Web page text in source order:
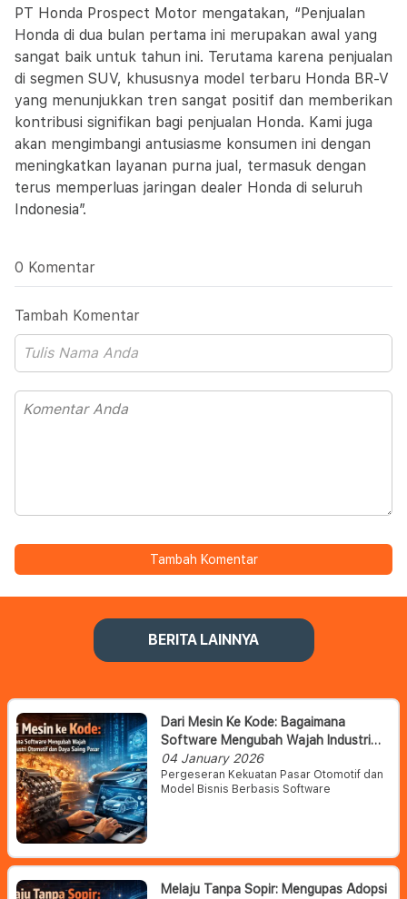
PT Honda Prospect Motor mengatakan, “Penjualan
Honda di dua bulan pertama ini merupakan awal yang
sangat baik untuk tahun ini. Terutama karena penjualan
di segmen SUV, khususnya model terbaru Honda BR-V
yang menunjukkan tren sangat positif dan memberikan
kontribusi signifikan bagi penjualan Honda. Kami juga
akan mengimbangi antusiasme konsumen ini dengan
meningkatkan layanan purna jual, termasuk dengan
terus memperluas jaringan dealer Honda di seluruh
Indonesia”.
0 Komentar
Tambah Komentar
Tambah Komentar
BERITA LAINNYA
Dari Mesin Ke Kode: Bagaimana
Software Mengubah Wajah Industri
Otomotif Dan Daya Saing Pasar
04 January 2026
Pergeseran Kekuatan Pasar Otomotif dan
Model Bisnis Berbasis Software
Melaju Tanpa Sopir: Mengupas Adopsi